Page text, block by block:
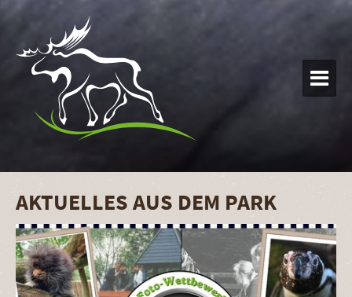

AKTUELLES AUS DEM PARK